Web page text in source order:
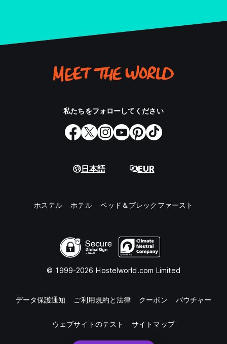
私たちをフォローしてください
日本語 EUR
ホステル ホテル ベッド＆ブレックファースト
© 1999-2026 Hostelworld.com Limited
データ保護通知 ご利用規約と法律 クーポン バウチャー
ウェブサイトのテスト サイトマップ